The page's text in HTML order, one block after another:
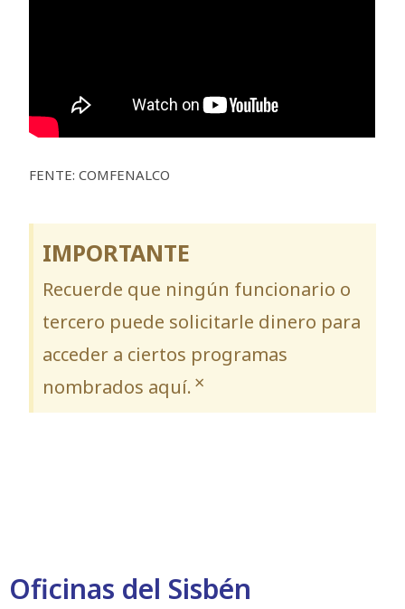
FENTE: COMFENALCO
IMPORTANTE
Recuerde que ningún funcionario o
tercero puede solicitarle dinero para
acceder a ciertos programas
nombrados aquí. ×
Oficinas del Sisbén